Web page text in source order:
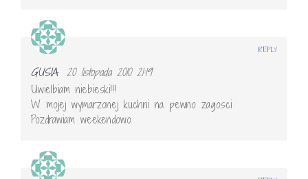
GUSIA 20 listopada 2010 21:19
Uwielbiam niebieski!!!
W mojej wymarzonej kuchni na pewno zagosci
Pozdrawiam weekendowo
REPLY